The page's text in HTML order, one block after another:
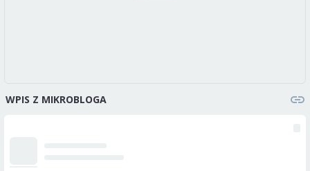
WPIS Z MIKROBLOGA